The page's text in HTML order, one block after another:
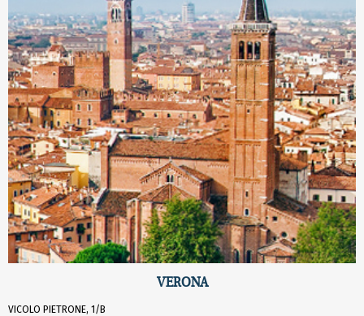
VERONA
VICOLO PIETRONE, 1/B